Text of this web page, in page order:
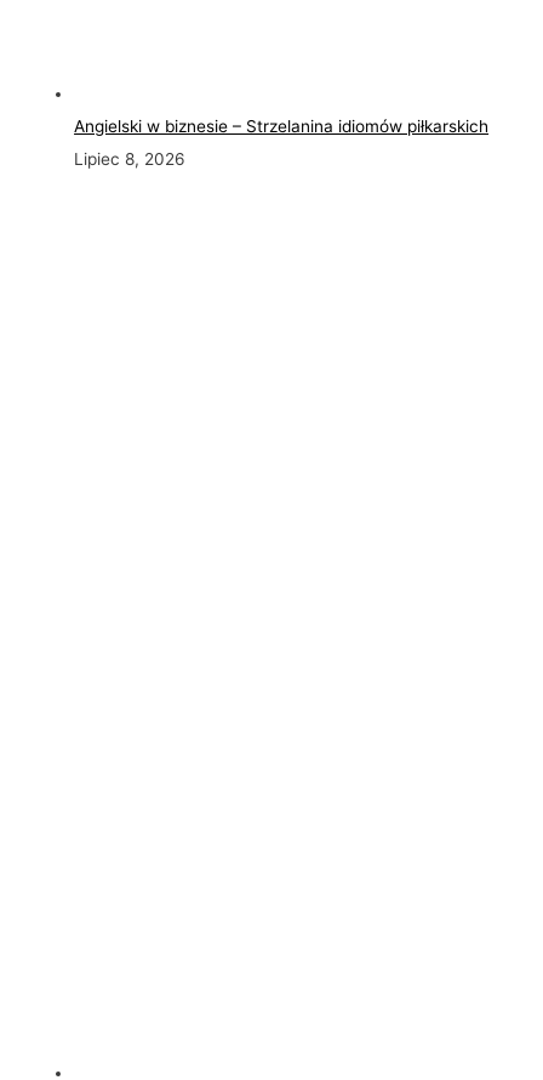
Angielski w biznesie – Strzelanina idiomów piłkarskich
Lipiec 8, 2026